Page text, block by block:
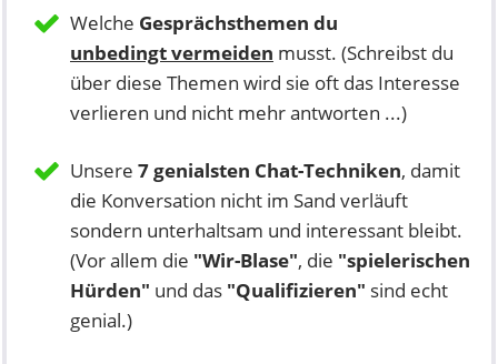
Welche Gesprächsthemen du
unbedingt vermeiden musst. (Schreibst du
über diese Themen wird sie oft das Interesse
verlieren und nicht mehr antworten ...)
Unsere 7genialsten Chat-Techniken, damit
die Konversation nicht im Sand verläuft
sondern unterhaltsam und interessant bleibt.
(Vor allem die "Wir-Blase", die "spielerischen
Hürden" und das "Qualifizieren" sind echt
genial.)